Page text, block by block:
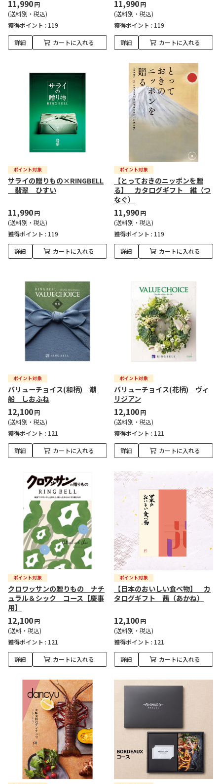
11,990円
(送料別・税込)
獲得ポイント : 119
詳細 カートに入れる
11,990円
(送料別・税込)
獲得ポイント : 119
詳細 カートに入れる
サライの贈りもの×RINGBELL
翡翠 ひすい
11,990円
(送料別・税込)
獲得ポイント : 119
詳細 カートに入れる
【とっておきのニッポンを贈
る】 カタログギフト 維（つ
なぐ）
11,990円
(送料別・税込)
獲得ポイント : 119
詳細 カートに入れる
バリューチョイス(和柄) 潮
船 しおふね
12,100円
(送料別・税込)
獲得ポイント : 121
詳細 カートに入れる
バリューチョイス(花柄) ヴィ
リジアン
12,100円
(送料別・税込)
獲得ポイント : 121
詳細 カートに入れる
クロワッサンの贈りもの ナチ
ュラル＆シック コース【慶事
用】
12,100円
(送料・税込)
獲得ポイント : 121
詳細 カートに入れる
【日本のおいしい食べ物】 カ
タログギフト 茜（あかね）
12,100円
(送料別・税込)
獲得ポイント : 121
詳細 カートに入れる